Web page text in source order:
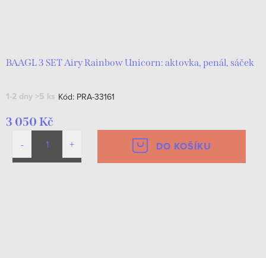
BAAGL 3 SET Airy Rainbow Unicorn: aktovka, penál, sáček
1-2 dny >5 ks Kód: PRA-33161
3 050 Kč
DO KOŠÍKU